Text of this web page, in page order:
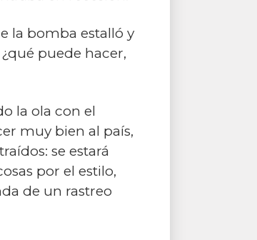
la bomba estalló y
puede hacer,
la ola con el
muy bien al país,
se estará
por el estilo,
de un rastreo